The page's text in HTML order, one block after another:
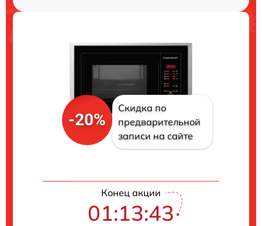
-20%
Скидка по
предварительной
записи на сайте
Конец акции
01:13:42